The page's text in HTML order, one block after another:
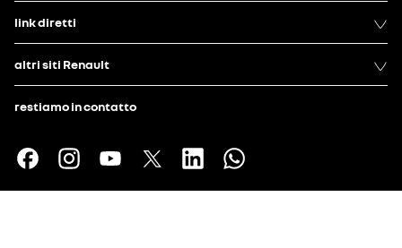
link diretti
altri siti Renault
restiamo in contatto